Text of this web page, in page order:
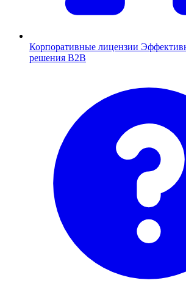
Корпоративные лицензии
решения B2B